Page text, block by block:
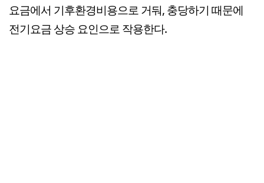
요금에서 기후환경비용으로 거둬, 충당하기 때문에
전기요금 상승 요인으로 작용한다.